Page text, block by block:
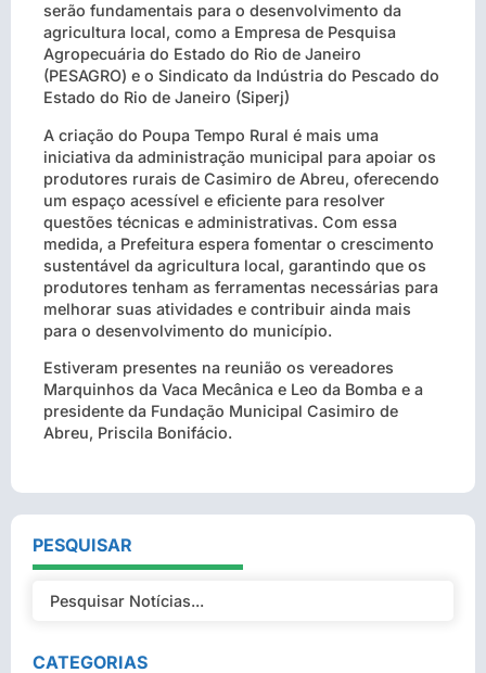
serão fundamentais para o desenvolvimento da
agricultura local, como a Empresa de Pesquisa
Agropecuária do Estado do Rio de Janeiro
(PESAGRO) e o Sindicato da Indústria do Pescado do
Estado do Rio de Janeiro (Siperj)
A criação do Poupa Tempo Rural é mais uma
iniciativa da administração municipal para apoiar os
produtores rurais de Casimiro de Abreu, oferecendo
um espaço acessível e eficiente para resolver
questões técnicas e administrativas. Com essa
medida, a Prefeitura espera fomentar o crescimento
sustentável da agricultura local, garantindo que os
produtores tenham as ferramentas necessárias para
melhorar suas atividades e contribuir ainda mais
para o desenvolvimento do município.
Estiveram presentes na reunião os vereadores
Marquinhos da Vaca Mecânica e Leo da Bomba e a
presidente da Fundação Municipal Casimiro de
Abreu, Priscila Bonifácio.
PESQUISAR
CATEGORIAS